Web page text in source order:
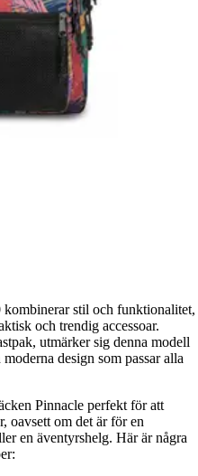
stil och funktionalitet,
och trendig accessoar.
utmärker sig denna modell
design som passar alla
Pinnacle perfekt för att
oavsett om det är för en
en äventyrshelg. Här är några